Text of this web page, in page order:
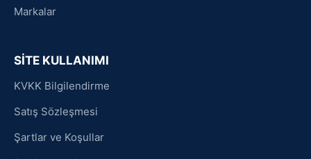
Markalar
SİTE KULLANIMI
KVKK Bilgilendirme
Satış Sözleşmesi
Şartlar ve Koşullar